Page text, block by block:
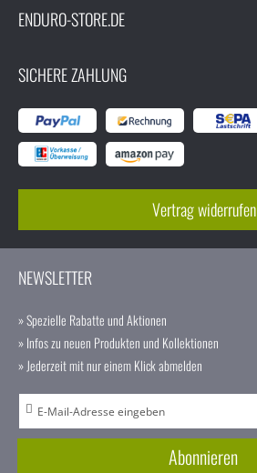
ENDURO-STORE.DE
SICHERE ZAHLUNG
Vertrag widerrufen
NEWSLETTER
» Spezielle Rabatte und Aktionen
» Infos zu neuen Produkten und Kollektionen
» Jederzeit mit nur einem Klick abmelden
m
Abonnieren